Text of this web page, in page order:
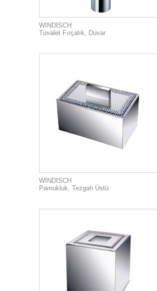
WINDISCH
Tuvalet Fırçalık, Duvar
WINDISCH
Pamukluk, Tezgah Üstü